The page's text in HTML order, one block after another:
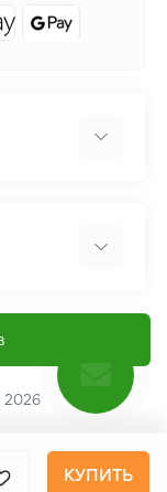
КУПИТЬ
2026